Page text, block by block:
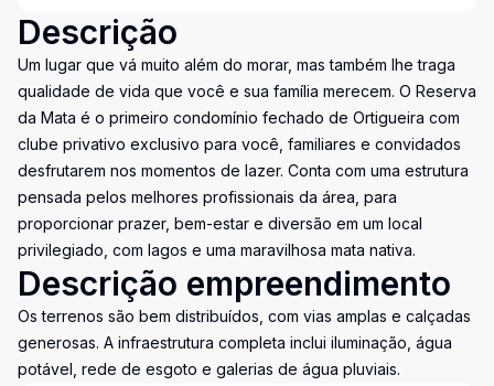
Descrição
Um lugar que vá muito além do morar, mas também lhe traga
qualidade de vida que você e sua família merecem. O Reserva
da Mata é o primeiro condomínio fechado de Ortigueira com
clube privativo exclusivo para você, familiares e convidados
desfrutarem nos momentos de lazer. Conta com uma estrutura
pensada pelos melhores profissionais da área, para
proporcionar prazer, bem-estar e diversão em um local
privilegiado, com lagos e uma maravilhosa mata nativa.
Descrição empreendimento
Os terrenos são bem distribuídos, com vias amplas e calçadas
generosas. A infraestrutura completa inclui iluminação, água
potável, rede de esgoto e galerias de água pluviais.